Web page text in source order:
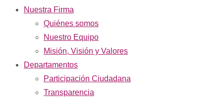
Nuestra Firma
Quiénes somos
Nuestro Equipo
Misión, Visión y Valores
Departamentos
Participación Ciudadana
Transparencia